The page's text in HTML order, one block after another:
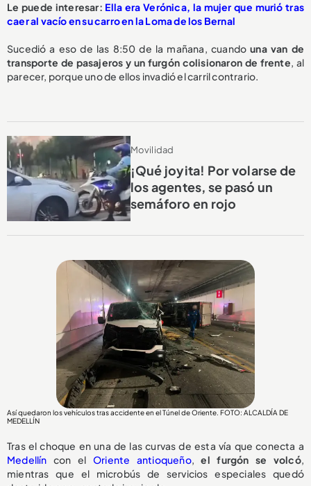
Le puede interesar: Ella era Verónica, la mujer que murió tras
caer al vacío en su carro en la Loma de los Bernal
Sucedió a eso de las 8:50 de la mañana, cuandouna van de
transporte de pasajeros y un furgón colisionaron de frente, al
parecer, porque uno de ellos invadió el carril contrario.
Movilidad
¡Qué joyita! Por volarse de
los agentes, se pasó un
semáforo en rojo
Así quedaron los vehículos tras accidente en el Túnel de Oriente. FOTO: ALCALDÍA DE
MEDELLÍN
Tras el choque en una de las curvas de esta vía que conecta a
Medellín con el Oriente antioqueño,el furgón se volcó,
mientras que el microbús de servicios especiales quedó